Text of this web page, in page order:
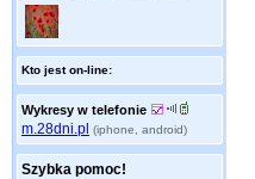
Kto jest on-line:
Wykresy w telefonie
m.28dni.pl (iphone, android)
Szybka pomoc!